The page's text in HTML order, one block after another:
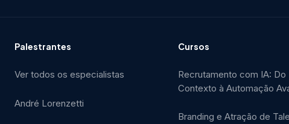
Palestrantes
Ver todos os especialistas
André Lorenzetti
Cursos
Recrutamento com IA: Do
Contexto à Automação
Branding e Atração de